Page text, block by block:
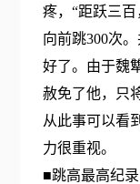
疼，“距跃三百
向前跳300次
好了。由于魏
赦免了他，只
从此事可以看
力很重视。
■跳高最高纪